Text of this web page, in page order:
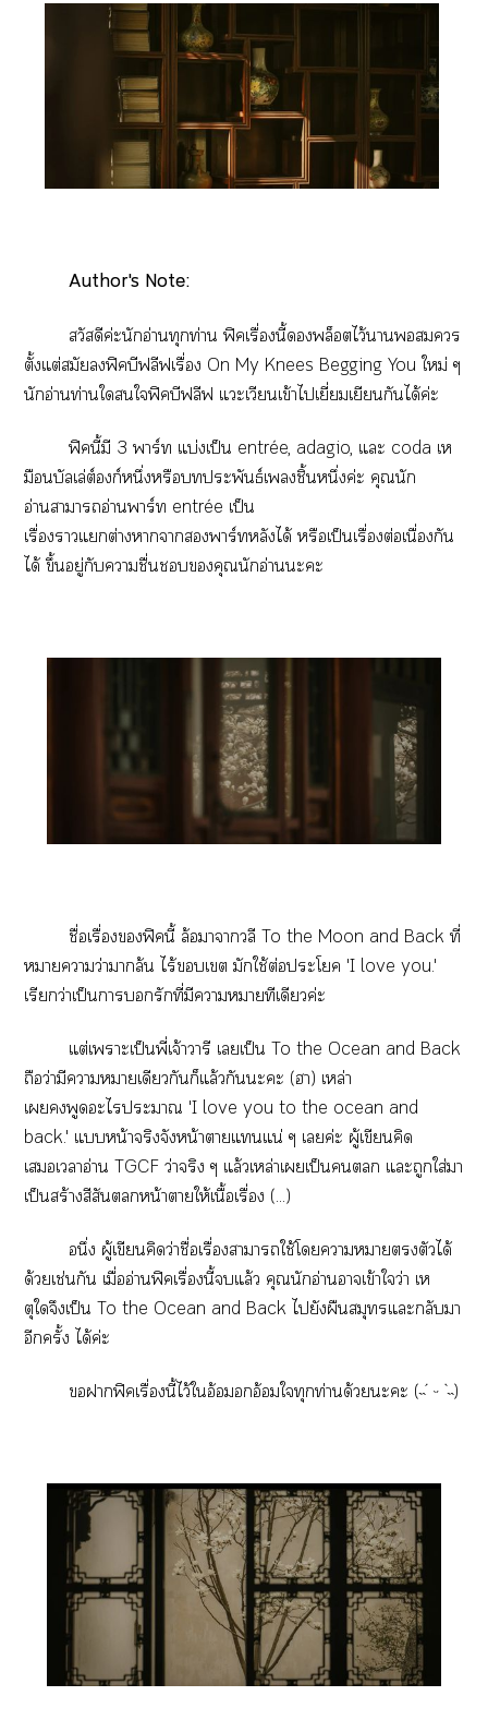
Author's Note:
สวัสดีค่ะนักอ่านทุกท่าน ฟิคเรื่องนี้พล็อตไว้า
ตั้งแต่สมัยฟิคบีฟลีฟเรื่อง On My Knees Begging You ใหม่ ๆ
นักอ่านท่านใใฟิคบีฟลีฟ แวะเวียนเข้าไเยี่ยมเยียนกันได้ค่ะ
ฟิคนี้มี 3 าร์ท แบ่งเป็น entrée, adagio, แะ coda เห
มือนบัลเล่ต์องก์หนึ่งหรือประพันธ์เชิ้นหนึ่งค่ะ คุณนัก
อ่านาาอ่านาร์ท entrée เป็น
เรื่องาแต่างาาาร์ทหลังได้ หรือเป็นเรื่องต่อเนื่องกัน
ได้ ขึ้นอยู่กับาชื่นคุณนักอ่านะะ
ชื่อเรื่องฟิคนี้ ล้อมาาวลี To the Moon and Back ที่
หมายาว่าาล้น ไร้เ มักใช้ต่อะโ 'I love you.'
เรียกว่าเป็นารักที่มีาาทีเดียวค่ะ
แต่เาะเป็นพี่เจ้าวารี เเป็น To the Ocean and Back
ถือว่ามีาาเดียวกันก็แล้วกันะะ (า) เหล่า
เพูดะไะา 'I love you to the ocean and
back.' แหน้าจริงจังหน้าาแแน่ ๆ เค่ะ ผู้เขียนคิด
เเาอ่าน TGCF ว่าจริง ๆ แล้วเหล่าเเป็น แะถูกใส่า
เป็นสร้างสีสันหน้าาให้เนื้อเรื่อง (...)
อนึ่ง ผู้เขียนคิดว่าชื่อเรื่องาาใช้โาาตัวได้
ด้วยเช่นกัน เมื่ออ่านฟิคเรื่องนี้แล้ว คุณนักอ่านาเข้าใว่า เห
ตุใจึงเป็น To the Ocean and Back ไยังผืนสมุทรแะกลับา
อีกครั้ง ได้ค่ะ
าฟิคเรื่องนี้ไว้ใอ้อมอกอ้อมใทุกท่านด้วยะะ (˵´ ᵕ `˵)